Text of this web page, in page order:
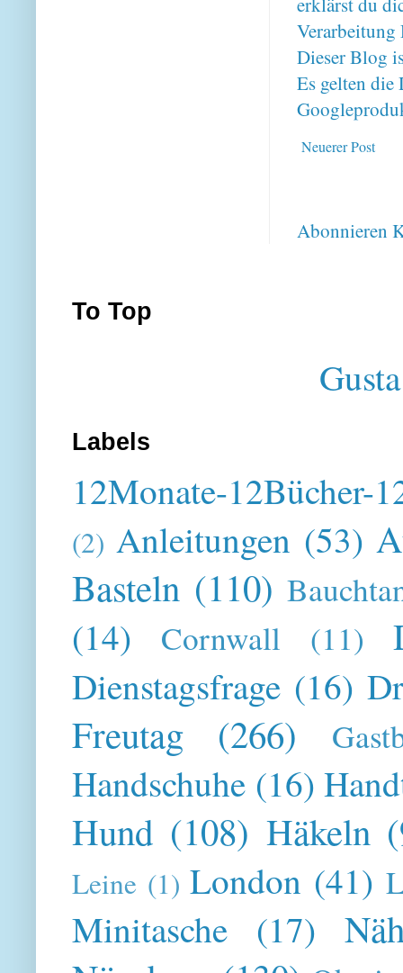
Verarbeitung
Dieser Blog
Es gelten
Neuerer Post
Abonnieren
To Top
Labels
12Monate-12Bücher-
(2) Anleitungen (53)
Basteln (110)
(14) Cornwall (11)
Dienstagsfrage (16)
Freutag (266)
Handschuhe (16)
Hund (108) Häkeln
Leine (1) London (41)
Minitasche (17)